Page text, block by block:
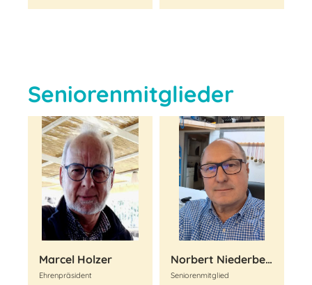
Seniorenmitglieder
Marcel Holzer
Ehrenpräsident
Norbert Niederberger
Seniorenmitglied